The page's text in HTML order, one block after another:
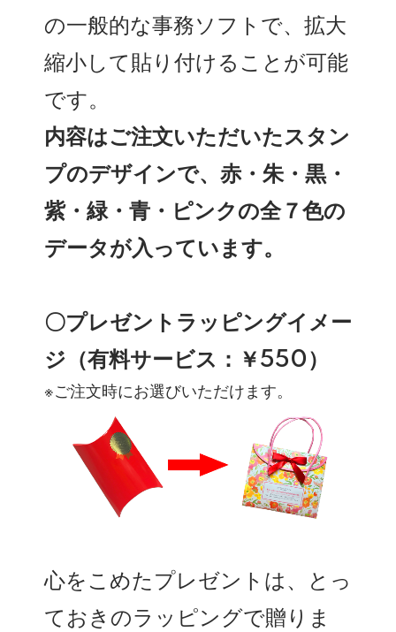
の一般的な事務ソフトで、拡大
縮小して貼り付けることが可能
です。
内容はご注文いただいたスタン
プのデザインで、赤・朱・黒・
紫・緑・青・ピンクの全７色の
データが入っています。
〇プレゼントラッピングイメー
ジ（有料サービス：￥550）
※ご注文時にお選びいただけます。
心をこめたプレゼントは、とっ
ておきのラッピングで贈りま